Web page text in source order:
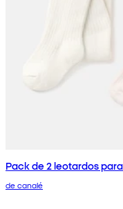
Pack de 2 leotardos
de canalé